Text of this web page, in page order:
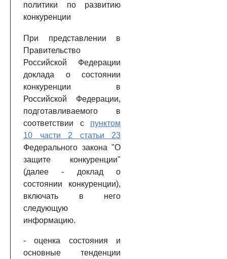
политики по развитию
конкуренции
При представлении в
Правительство
Российской Федерации
доклада о состоянии
конкуренции в
Российской Федерации,
подготавливаемого в
соответствии с пунктом
10 части 2 статьи 23
Федерального закона "О
защите конкуренции"
(далее - доклад о
состоянии конкуренции),
включать в него
следующую
информацию.
- оценка состояния и
основные тенденции